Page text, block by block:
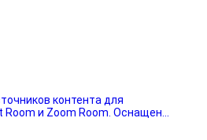
контента для
и Zoom Room. Оснащен...